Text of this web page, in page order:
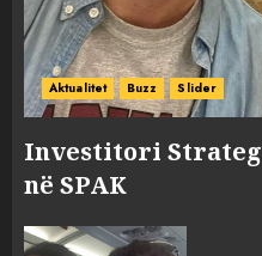
Aktualitet Buzz Slider
Investitori
në SPAK